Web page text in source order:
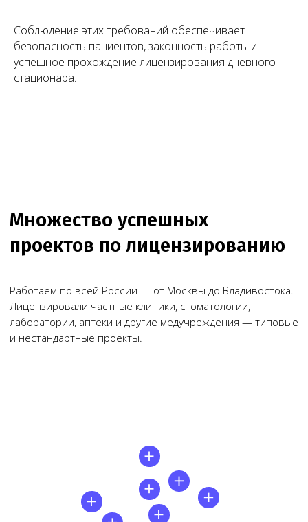
Соблюдение этих требований обеспечивает
безопасность пациентов, законность работы и
успешное прохождение лицензирования дневного
стационара.
Я согласен(на) на обработку персональных
данных в соответствии с Согласием
иПолитикой в отношении обработки
Заказать звонок